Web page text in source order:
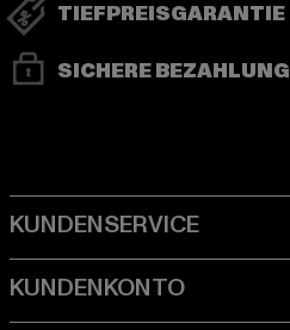
TIEFPREISGARANTIE
SICHERE BEZAHLUNG